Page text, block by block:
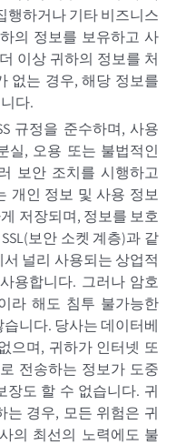
행하거나 기타 비즈니스
의 정보를 보유하고 사
이상 귀하의 정보를 처
없는 경우, 해당 정보를
다.
규정을 준수하며, 사용
실, 오용 또는 불법적인
보안 조치를 시행하고
개인 정보 및 사용 정보
저장되며, 정보를 보호
보안 소켓 계층)과 같
널리 사용되는 상업적
용합니다. 그러나 암호
라 해도 침투 불가능한
니다. 당사는 데이터베
으며, 귀하가 인터넷 또
전송하는 정보가 도중
장도 할 수 없습니다. 귀
는 경우, 모든 위험은 귀
의 최선의 노력에도 불